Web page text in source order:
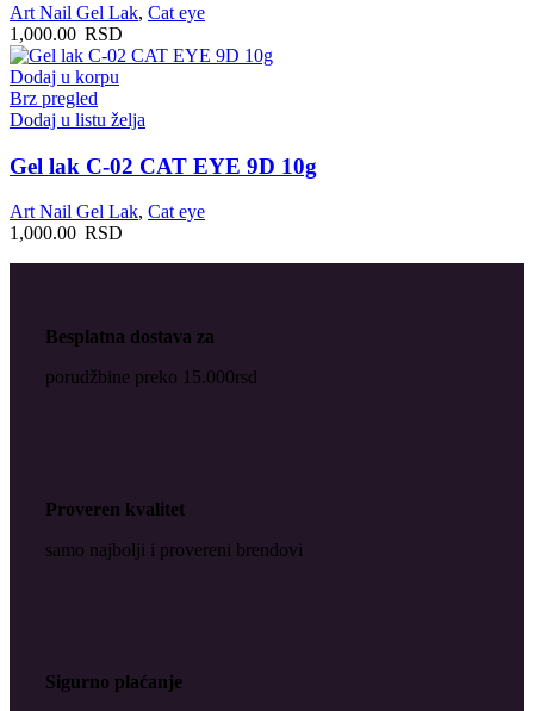
Art Nail Gel Lak, Cat eye
1,000.00 RSD
Dodaj u korpu
Brz pregled
Dodaj u listu želja
Gel lak C-02 CAT EYE 9D 10g
Art Nail Gel Lak, Cat eye
1,000.00 RSD
Besplatna dostava za
porudžbine preko 15.000rsd
Proveren kvalitet
samo najbolji i provereni brendovi
Sigurno plaćanje